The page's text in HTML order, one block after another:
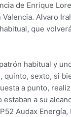
de Enrique
Alvaro
que
habitual y
sexto, si
a punto,
a su
Audax